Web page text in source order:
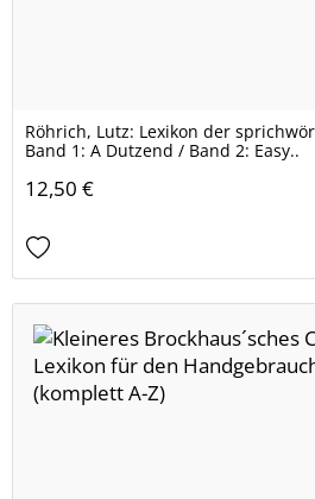
Röhrich, Lutz: Lexikon der
Band 1: A Dutzend / Band 2: Easy..
12,50 €